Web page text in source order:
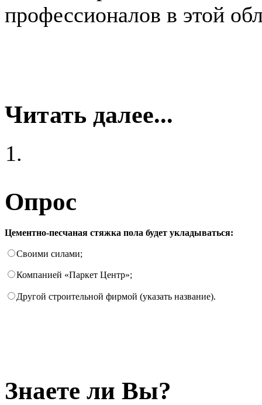
профессионалов в этой
Читать далее...
Опрос
Цементно-песчаная стяжка пола будет укладываться:
Своими силами;
Компанией «Паркет Центр»;
Другой строительной фирмой (указать название).
Знаете ли Вы?